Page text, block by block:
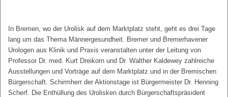
In Bremen, wo der Urolisk auf dem Marktplatz steht, geht es drei Tage
lang um das Thema Männergesundheit. Bremer und Bremerhavener
Urologen aus Klinik und Praxis veranstalten unter der Leitung von
Professor Dr. med. Kurt Dreikorn und Dr. Walther Kaldewey zahlreiche
Ausstellungen und Vorträge auf dem Marktplatz und in der Bremischen
Bürgerschaft. Schirmherr der Aktionstage ist Bürgermeister Dr. Henning
Scherf. Die Enthüllung des Urolisken durch Bürgerschaftspräsident